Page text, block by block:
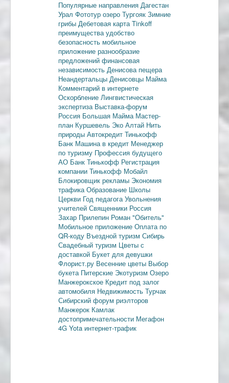
Популярные направления Дагестан
Урал Фототур озеро Тургояк Зимние
грибы Дебетовая картаTinkoff
преимуществаудобство
безопасность мобильное
приложение разнообразие
предложений финансовая
независимость Денисова пещера
Неандертальцы Денисовцы Майма
Комментарий в интернете
Оскорбление Лингвистическая
экспертиза Выставка-форум
Россия Большая Майма Мастер-
план Куршевель Эко Алтай Нить
природы Автокредит Тинькофф
Банк Машина в кредит Менеджер
по туризму Профессия будущего
АО Банк Тинькофф Регистрация
компании Тинькофф Мобайл
Блокировщик рекламы Экономия
трафикаОбразование Школы
Церкви Год педагогаУвольнения
учителей Священники Россия
Захар Прилепин Роман "Обитель"
Мобильное приложение Оплата по
QR-коду Въездной туризм Сибирь
Свадебный туризм Цветы с
доставкой Букет для девушки
Флорист.ру Весенние цветы Выбор
букета Питерские Экотуризм Озеро
Манжерокское Кредит под залог
автомобиля Недвижимость Турчак
Сибирский форум риэлторов
Манжерок Камлак
достопримечательности Мегафон
4G Yota интернет-трафик